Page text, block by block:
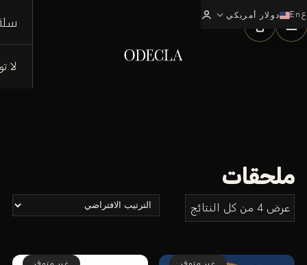
عEn دولار أمريكيexpand_more
لا
ملحقات
عرض ⁦4⁩ من كل النتائج